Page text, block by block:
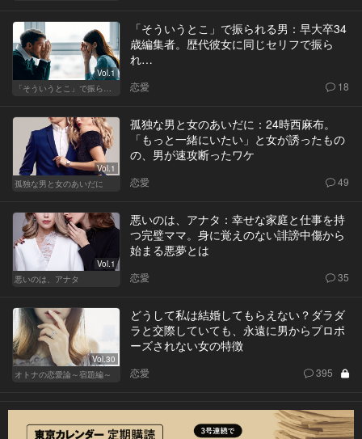
Vol.1
「そういうとこ」で振られる男
「そういうとこ」で振られる男：早大卒34
歳編集者。歴代彼女に同じセリフで振ら
れ…
恋愛 18
Vol.1
孤独な男と女のあいだに
孤独な男と女のあいだに：24時西麻布。
「もっと一緒にいたい」と女が誘ったもの
の、男が速攻断ったワケ
恋愛 49
Vol.1
悪いのは、アナタ
悪いのは、アナタ：幸せな家庭と仕事を持
つ完璧ママ。身に覚えのない誹謗中傷から
始まる悪夢とは
恋愛 35
Vol.30
オトナの恋愛論～宿題編～
どうして私は結婚してもらえない？ダラダ
ラと交際していても、永遠に男からプロポ
ーズされない女の特徴
恋愛 395